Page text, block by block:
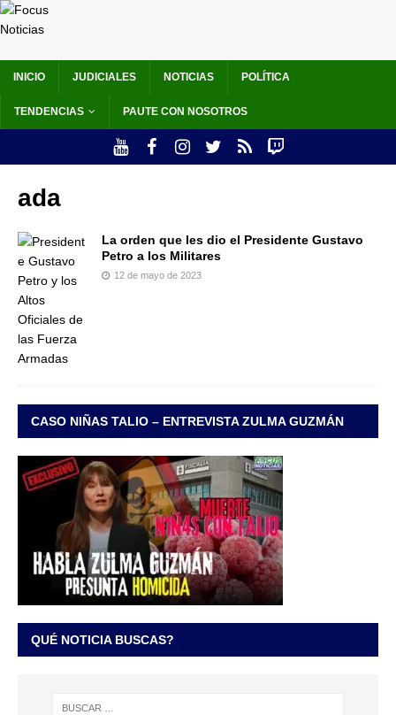
INICIO JUDICIALES NOTICIAS POLÍTICA
TENDENCIAS PAUTE CON NOSOTROS
ada
La orden que les dio el Presidente Gustavo
Petro a los Militares
12 de mayo de 2023
CASO NIÑAS TALIO – ENTREVISTA ZULMA GUZMÁN
QUÉ NOTICIA BUSCAS?